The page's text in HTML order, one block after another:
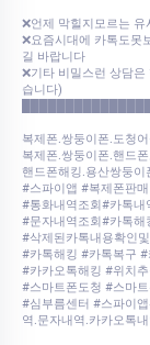
❌언제 막힐지모르는
❌요즘시대에 카톡도못
길 바랍니다
❌기타 비밀스런 상담
습니다)
복제폰.쌍둥이폰.도청
복제폰.쌍둥이폰.핸드
핸드폰해킹.용산쌍둥
#스파이앱 #복제폰판
#통화내역조회#카톡
#문자내역조회#카톡해
#삭제된카톡내용확인
#카톡해킹 #카톡복구 #
#카카오톡해킹 #위치
#스마트폰도청 #스마
#심부름센터 #스파이
역.문자내역.카카오톡내